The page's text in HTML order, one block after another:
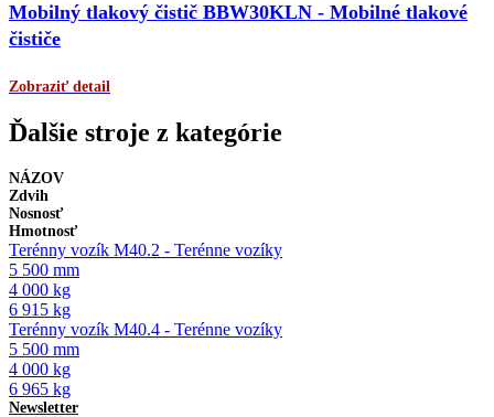
Mobilný tlakový čistič BBW30KLN - Mobilné tlakové
čističe
Zobraziť detail
Ďalšie stroje z kategórie
NÁZOV
Zdvih
Nosnosť
Hmotnosť
Terénny vozík M40.2 - Terénne vozíky
5 500 mm
4 000 kg
6 915 kg
Terénny vozík M40.4 - Terénne vozíky
5 500 mm
4 000 kg
6 965 kg
Newsletter